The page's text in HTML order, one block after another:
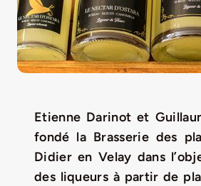
Rechercher:
Etienne Darinot et
fondé la Brasserie des
Didier en Velay dans
des liqueurs à partir de